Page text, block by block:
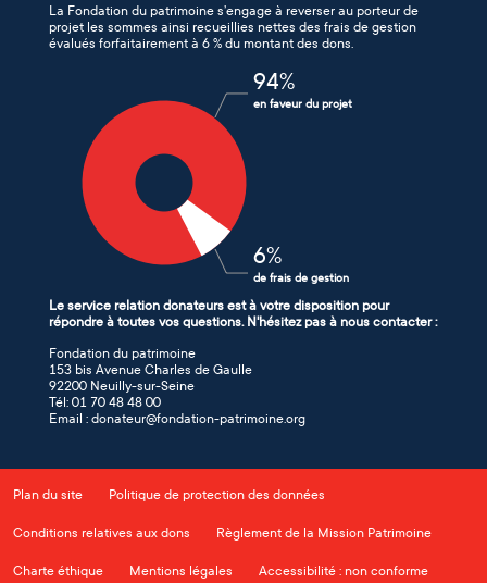
La Fondation du patrimoine s’engage à reverser au porteur de
projet les sommes ainsi recueillies nettes des frais de gestion
évalués forfaitairement à 6 % du montant des dons.
94%
en faveur du projet
6%
de frais de gestion
Le service relation donateurs est à votre disposition pour
répondre à toutes vos questions. N'hésitez pas à nous contacter :
Fondation du patrimoine
153 bis Avenue Charles de Gaulle
92200 Neuilly-sur-Seine
Tél: 01 70 48 48 00
Email : donateur@fondation-patrimoine.org
Plan du site Politique de protection des données
Conditions relatives aux dons Règlement de la Mission Patrimoine
Charte éthique Mentions légales Accessibilité : non conforme